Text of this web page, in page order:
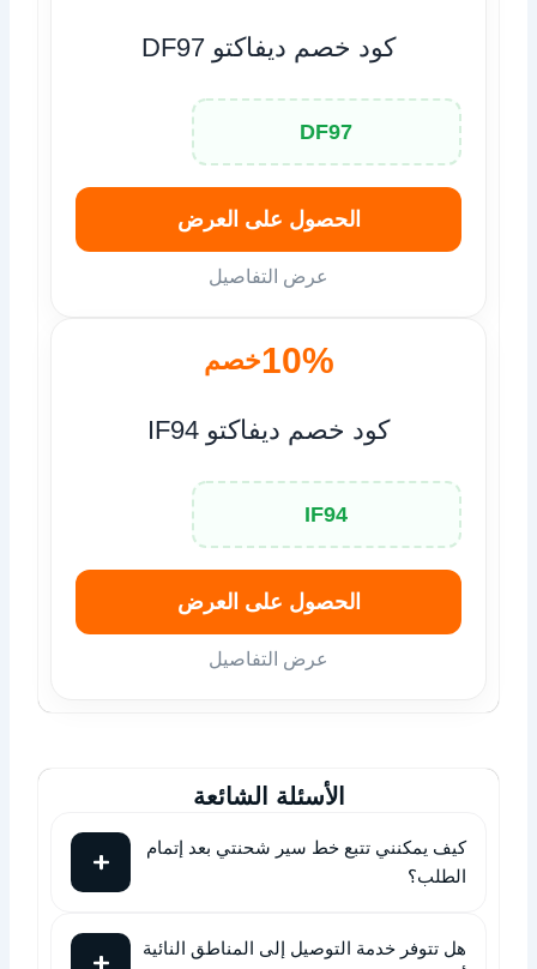
كود خصم ديفاكتو DF97
DF97
الحصول على العرض
عرض التفاصيل
10%خصم
كود خصم ديفاكتو IF94
IF94
الحصول على العرض
عرض التفاصيل
الأسئلة الشائعة
كيف يمكنني تتبع خط سير شحنتي بعد إتمام
الطلب؟
هل تتوفر خدمة التوصيل إلى المناطق النائية